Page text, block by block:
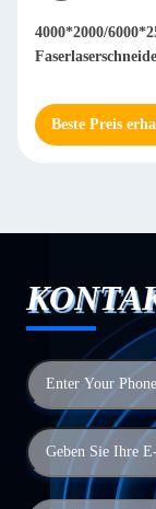
4000*2000/
Beste Preis